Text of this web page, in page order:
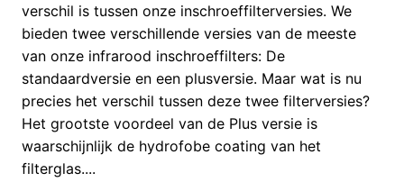
verschil is tussen onze inschroeffilterversies. We
bieden twee verschillende versies van de meeste
van onze infrarood inschroeffilters: De
standaardversie en een plusversie. Maar wat is nu
precies het verschil tussen deze twee filterversies?
Het grootste voordeel van de Plus versie is
waarschijnlijk de hydrofobe coating van het
filterglas....